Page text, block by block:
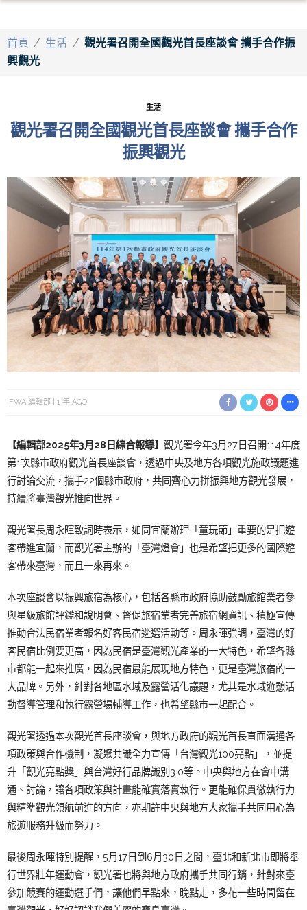
首頁 / 生活 / 觀光署召開全國觀光首長座談會 攜手合作振
興觀光
生活
觀光署召開全國觀光首長座談會 攜手合作
振興觀光
FWA 編輯部 1 年 AGO
【編輯部2025年3月28日綜合報導】 觀光署今年3月27日召開114年度
第1次縣市政府觀光首長座談會，透過中央及地方各項觀光施政議題進
行討論交流，攜手22個縣市政府，共同齊心力拼振興地方觀光發展，
持續將臺灣觀光推向世界。
觀光署長周永暉致詞時表示，如同宜蘭辦理「童玩節」重要的是把遊
客帶進宜蘭，而觀光署主辦的「臺灣燈會」也是希望把更多的國際遊
客帶來臺灣，而且一來再來。
本次座談會以振興旅宿為核心，包括各縣市政府協助鼓勵旅館業者參
與星級旅館評鑑和說明會、督促旅宿業者完善旅宿網資訊、積極宣傳
推動合法民宿業者報名好客民宿遴選活動等。周永暉強調，臺灣的好
客民宿比例要更高，因為民宿是臺灣觀光產業的一大特色，希望各縣
市都能一起來推廣，因為民宿最能展現地方特色，更是臺灣旅宿的一
大品牌。另外，針對各地區水域及露營活化議題，尤其是水域遊憩活
動督導管理和執行露營場輔導工作，也希望縣市一起配合。
觀光署透過本次觀光首長座談會，與地方政府的觀光首長直面溝通各
項政策與合作機制，凝聚共識全力宣傳「台灣觀光100亮點」，並提
升「觀光亮點獎」與台灣好行品牌識別3.0等。中央與地方在會中溝
通、討論，讓各項政策與計畫能確實落實執行。更能確保貫徹執行力
與精準觀光領航前進的方向，亦期許中央與地方大家攜手共同用心為
旅遊服務升級而努力。
最後周永暉特別提醒，5月17日到6月30日之間，臺北和新北市即將舉
行世界壯年運動會，觀光署也將與地方政府攜手共同行銷，針對來臺
參加競賽的運動選手們，讓他們早點來，晚點走，多花一些時間留在